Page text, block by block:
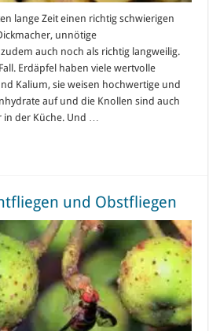
lange Zeit einen richtig schwierigen
unnötige
auch noch als richtig langweilig.
Erdäpfel haben viele wertvolle
Kalium, sie weisen hochwertige und
auf und die Knollen sind auch
der Küche. Und …
und Obstfliegen